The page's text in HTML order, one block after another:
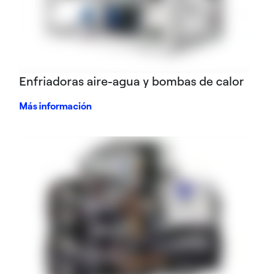
Enfriadoras aire-agua y bombas de calor
Más información